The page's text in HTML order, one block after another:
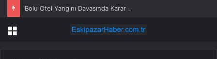
Bolu Otel Yangını Davasında Karar İstinafa Taşındı
Menü